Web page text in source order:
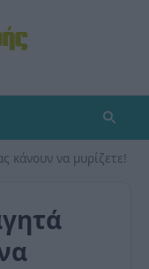
κάνουν να μυρίζετε!